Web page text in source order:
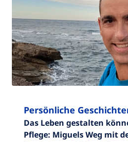
Persönliche
Das Leben gestalten
Pflege: Miguels Weg mit